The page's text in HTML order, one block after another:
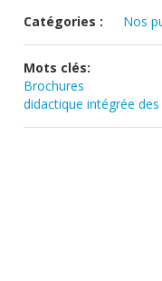
Catégories : Nos
Mots clés:
Brochures
didactique intégrée des